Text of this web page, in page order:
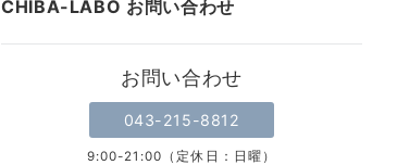
CHIBA-LABO お問い合わせ
お問い合わせ
043-215-8812
9:00-21:00（定休日：日曜）